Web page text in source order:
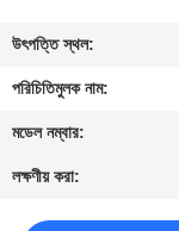
যোগাযোগ
করুন
খবর
উৎপত্তি স্থল:
পরিচিতিমুলক নাম:
মডেল নম্বার:
লক্ষণীয় করা: